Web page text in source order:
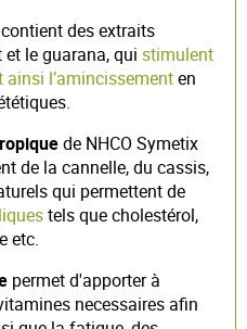
contient des extraits
le guarana, qui stimulent
l’amincissementen
de NHCO Symetix
de la cannelle, du cassis,
qui permettent de
tels que cholestérol,
etc.
permet d'apporter à
necessaires afin